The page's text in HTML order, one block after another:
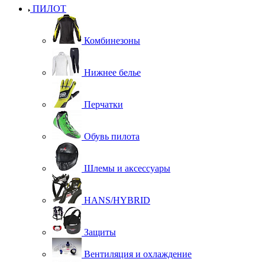
ПИЛОТ
Комбинезоны
Нижнее белье
Перчатки
Обувь пилота
Шлемы и аксессуары
HANS/HYBRID
Защиты
Вентиляция и охлаждение